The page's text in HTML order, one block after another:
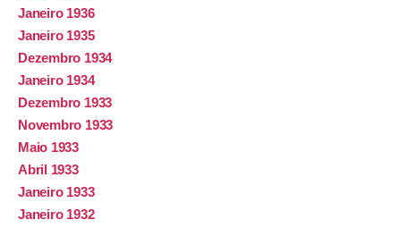
Janeiro 1936
Janeiro 1935
Dezembro 1934
Janeiro 1934
Dezembro 1933
Novembro 1933
Maio 1933
Abril 1933
Janeiro 1933
Janeiro 1932